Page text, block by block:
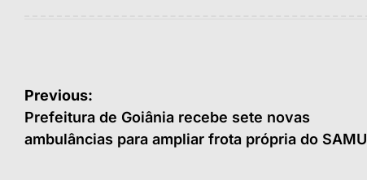
Navegação
de
Post
Previous:
Prefeitura de Goiânia recebe sete novas
ambulâncias para ampliar frota própria do SAMU